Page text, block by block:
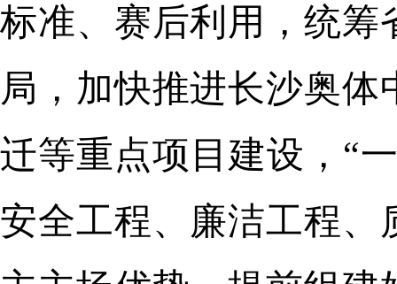
标准、赛后利用，统筹
局，加快推进长沙奥
迁等重点项目建设，“
安全工程、廉洁工程